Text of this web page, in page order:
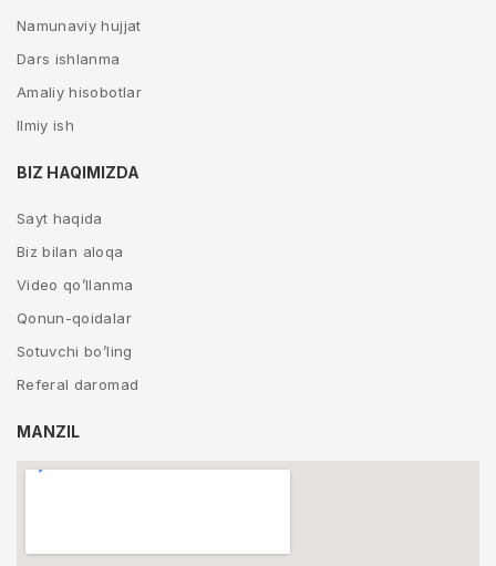
Namunaviy hujjat
Dars ishlanma
Amaliy hisobotlar
Ilmiy ish
BIZ HAQIMIZDA
Sayt haqida
Biz bilan aloqa
Video qo’llanma
Qonun-qoidalar
Sotuvchi bo’ling
Referal daromad
MANZIL